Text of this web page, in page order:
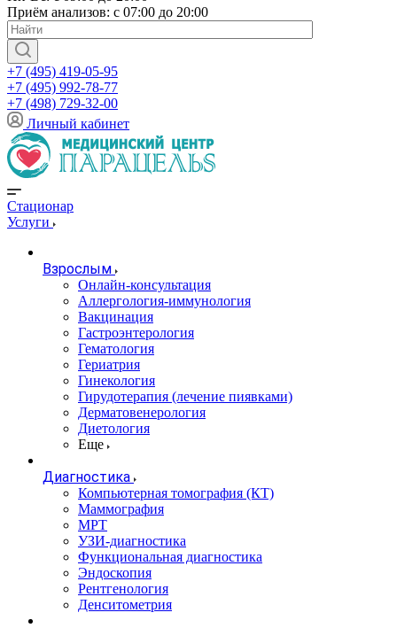
Приём анализов: с 07:00 до 20:00
+7 (495) 419-05-95
+7 (495) 992-78-77
+7 (498) 729-32-00
Личный кабинет
Стационар
Услуги
Взрослым
Онлайн-консультация
Аллергология-иммунология
Вакцинация
Гастроэнтерология
Гематология
Гериатрия
Гинекология
Гирудотерапия (лечение пиявками)
Дерматовенерология
Диетология
Еще
Диагностика
Компьютерная томография (КТ)
Маммография
МРТ
УЗИ-диагностика
Функциональная диагностика
Эндоскопия
Рентгенология
Денситометрия